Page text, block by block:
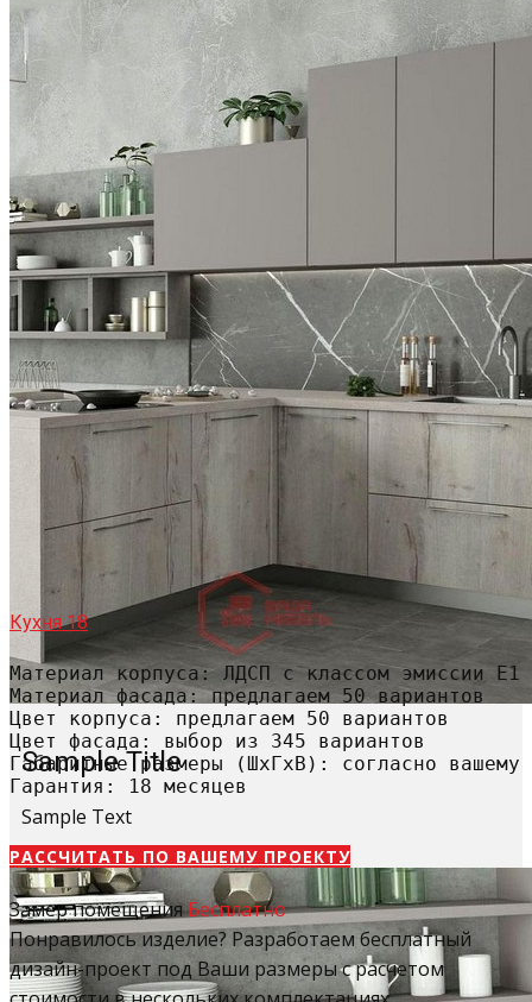
Sample Title
Sample Text
Кухня 18
Материал корпуса: ЛДСП с классом эмиссии Е1
Материал фасада: предлагаем 50 вариантов
Цвет корпуса: предлагаем 50 вариантов
Цвет фасада: выбор из 345 вариантов
Габаритные размеры (ШхГхВ): согласно вашему
Гарантия: 18 месяцев
РАССЧИТАТЬ​ ПО ВАШЕМУ ПРОЕКТУ
Замер помещенияБесплатно
Понравилось изделие? Разработаем бесплатный
дизайн-проект под Ваши размеры с расчетом